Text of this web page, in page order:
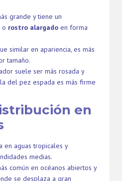
grande y tiene un
o rostro alargado en forma
similar en apariencia, es más
tamaño.
suele ser más rosada y
del pez espada es más firme
en
en aguas tropicales y
medias.
común en océanos abiertos y
se desplaza a gran